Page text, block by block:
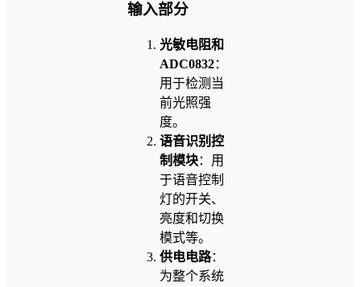
输入部分
光敏电阻和
ADC0832：
用于检测当
前光照强
度。
语音识别控
制模块：用
于语音控制
灯的开关、
亮度和切换
模式等。
供电电路：
为整个系统